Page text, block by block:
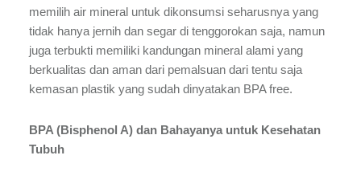
memilih air mineral untuk dikonsumsi seharusnya yang
tidak hanya jernih dan segar di tenggorokan saja, namun
juga terbukti memiliki kandungan mineral alami yang
berkualitas dan aman dari pemalsuan dari tentu saja
kemasan plastik yang sudah dinyatakan BPA free.
BPA (Bisphenol A) dan Bahayanya untuk Kesehatan
Tubuh